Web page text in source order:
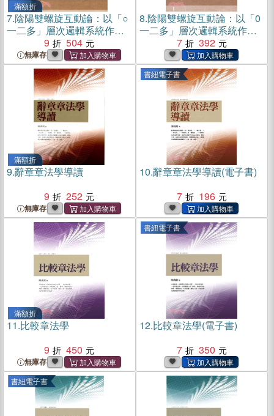
滿額折
7.陰陽雙螺旋互動論：以「○
一二多」層次邏輯系統作通
9 504
無庫存
8.陰陽雙螺旋互動論：以「0
一二多」層次邏輯系統作通
貫觀察(電子書)
7 392
滿額折
9.辭章章法學導讀
9
252
無庫存
書紐電子書
10.辭章章法學導讀(電子書)
7
196
滿額折
11.比較章法學
9
450
無庫存
書紐電子書
12.比較章法學(電子書)
7
350
書紐電子書